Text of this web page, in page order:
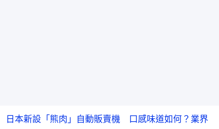
日本新設「熊肉」自動販賣機 口感味道如何？業界